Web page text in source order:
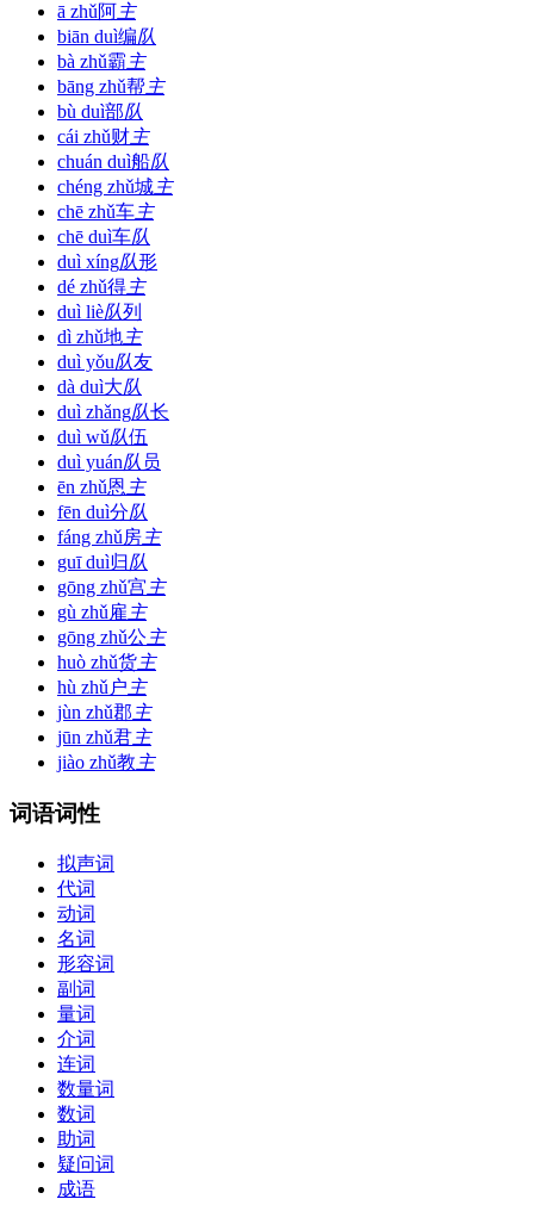
ā zhǔ阿主
biān duì编队
bà zhǔ霸 主
bāng zhǔ帮主
bù duì部队
cái zhǔ财主
chuán duì船队
chéng zhǔ城主
chē zhǔ车主
chē duì车队
duì xíng队形
dé zhǔ得主
duì liè队列
dì zhǔ地主
duì yǒu队友
dà duì大队
duì zhǎng队长
duì wǔ队伍
duì yuán队 员
ēn zhǔ恩 主
fēn duì分队
fáng zhǔ房主
guī duì归队
gōng zhǔ宫 主
gù zhǔ雇 主
gōng zhǔ公主
huò zhǔ货主
hù zhǔ 户 主
jùn zhǔ郡 主
jūn zhǔ君主
jiào zhǔ教 主
词语词性
拟声词
代词
动词
名词
形容词
副词
量词
介词
连词
数量词
数词
助词
疑问词
成语